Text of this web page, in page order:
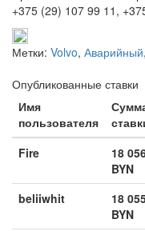
+375 (29) 107 99 11,
Метки: Volvo, Аварийный,
Опубликованные ставки
Имя
пользователя
Fire
18
BYN
beliiwhit
18
BYN